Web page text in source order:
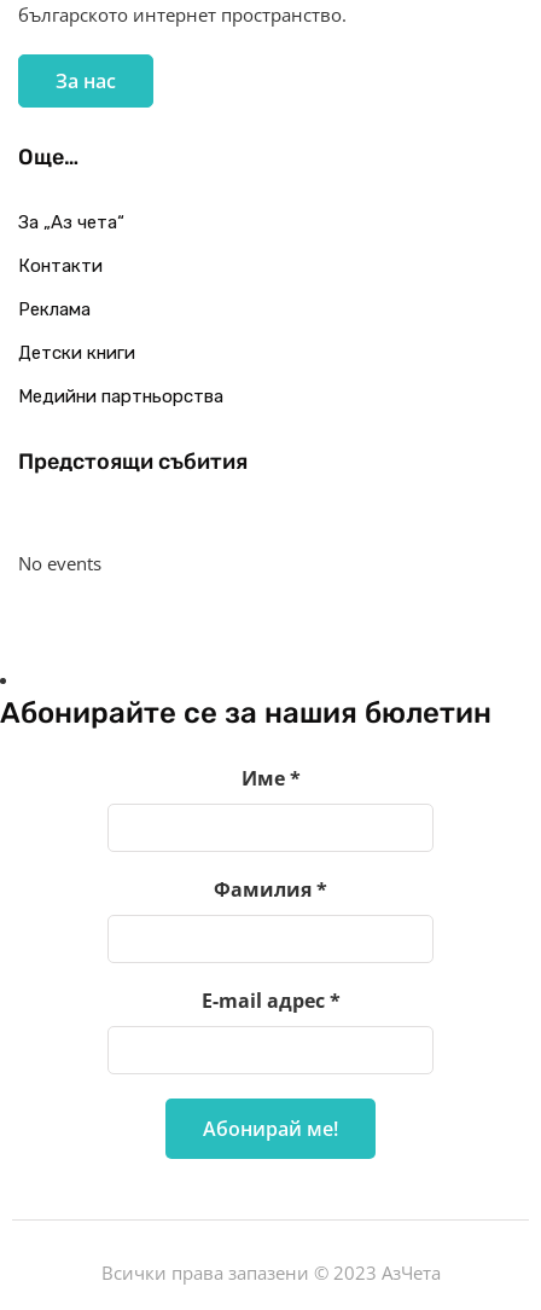
българското интернет пространство.
За нас
Още…
За „Аз чета“
Контакти
Реклама
Детски книги
Медийни партньорства
Предстоящи събития
No events
Абонирайте се за нашия бюлетин
Име*
Фамилия*
E-mail адрес*
Всички права запазени © 2023 АзЧета